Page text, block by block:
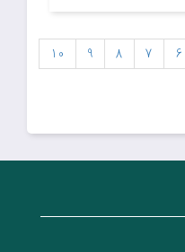
6
7
8
9
10